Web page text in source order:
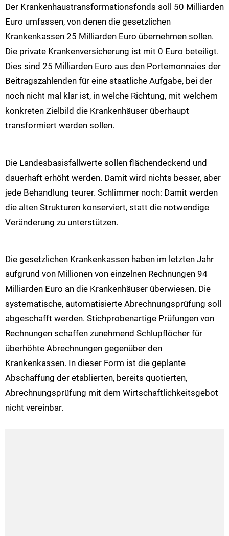
Der Krankenhaustransformationsfonds soll 50 Milliarden
Euro umfassen, von denen die gesetzlichen
Krankenkassen 25 Milliarden Euro übernehmen sollen.
Die private Krankenversicherung ist mit 0 Euro beteiligt.
Dies sind 25 Milliarden Euro aus den Portemonnaies der
Beitragszahlenden für eine staatliche Aufgabe, bei der
noch nicht mal klar ist, in welche Richtung, mit welchem
konkreten Zielbild die Krankenhäuser überhaupt
transformiert werden sollen.
Die Landesbasisfallwerte sollen flächendeckend und
dauerhaft erhöht werden. Damit wird nichts besser, aber
jede Behandlung teurer. Schlimmer noch: Damit werden
die alten Strukturen konserviert, statt die notwendige
Veränderung zu unterstützen.
Die gesetzlichen Krankenkassen haben im letzten Jahr
aufgrund von Millionen von einzelnen Rechnungen 94
Milliarden Euro an die Krankenhäuser überwiesen. Die
systematische, automatisierte Abrechnungsprüfung soll
abgeschafft werden. Stichprobenartige Prüfungen von
Rechnungen schaffen zunehmend Schlupflöcher für
überhöhte Abrechnungen gegenüber den
Krankenkassen. In dieser Form ist die geplante
Abschaffung der etablierten, bereits quotierten,
Abrechnungsprüfung mit dem Wirtschaftlichkeitsgebot
nicht vereinbar.